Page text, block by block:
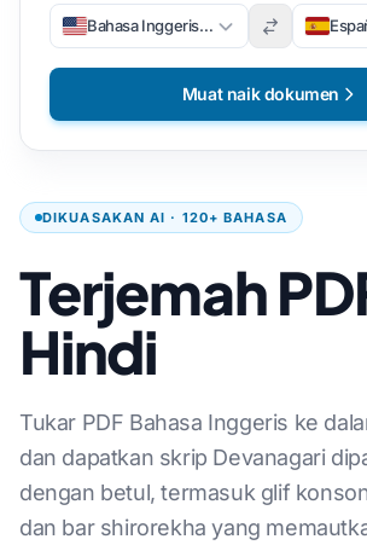
DIKUASAKAN AI · 120+ BAHASA
Terjemah
Hindi
Tukar PDF Bahasa Inggeris ke
dan dapatkan skrip Devanagari
dengan betul, termasuk glif
dan bar shirorekha yang
Bahasa Inggeris (Bahasa Inggeris)
Muat naik dokumen